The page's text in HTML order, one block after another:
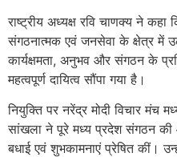
राष्ट्रीय अध्यक्ष रवि चाणक्य ने
संगठनात्मक एवं जनसेवा के क्षेत्र में
कार्यक्षमता, अनुभव और संगठन के
महत्वपूर्ण दायित्व सौंपा गया है।
नियुक्ति पर नरेंद्र मोदी विचार मंच
सांखला ने पूरे मध्य प्रदेश संगठन की
बधाई एवं शुभकामनाएं प्रेषित कीं।